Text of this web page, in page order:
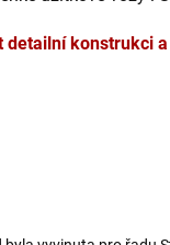
detailní konstrukci